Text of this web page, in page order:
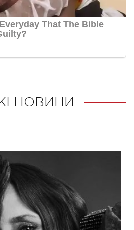
НОВИНИ